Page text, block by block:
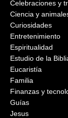
Celebraciones y
Ciencia y
Curiosidades
Entretenimiento
Espiritualidad
Estudio de la
Eucaristía
Familia
Finanzas y
Guías
Jesus